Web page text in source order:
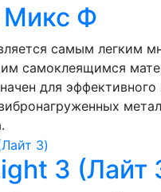
Ф
самым легким
самоклеящимся
для эффективного
3 (Лайт